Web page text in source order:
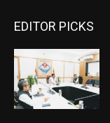
EDITOR PICKS